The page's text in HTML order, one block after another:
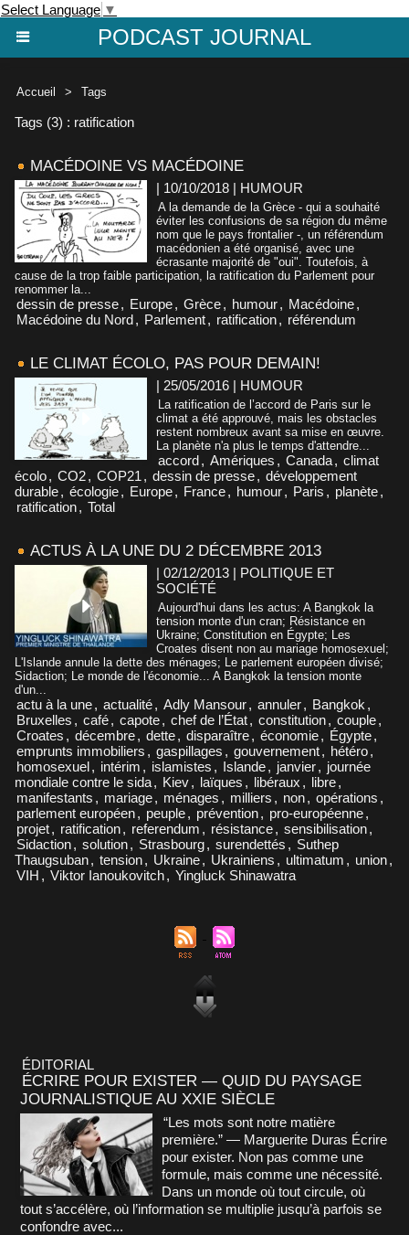
Select Language ▼
PODCAST JOURNAL
Accueil > Tags
Tags (3) : ratification
MACÉDOINE VS MACÉDOINE
| 10/10/2018 | HUMOUR
A la demande de la Grèce - qui a souhaité
éviter les confusions de sa région du même
nom que le pays frontalier -, un référendum
macédonien a été organisé, avec une
écrasante majorité de "oui". Toutefois, à
cause de la trop faible participation, la ratification du Parlement pour
renommer la...
dessin de presse, Europe, Grèce, humour, Macédoine,
Macédoine du Nord, Parlement, ratification, référendum
LE CLIMAT ÉCOLO, PAS POUR DEMAIN!
| 25/05/2016 | HUMOUR
La ratification de l’accord de Paris sur le
climat a été approuvé, mais les obstacles
restent nombreux avant sa mise en œuvre.
La planète n'a plus le temps d'attendre...
accord, Amériques , Canada, climat
écolo, CO2, COP21 , dessin de presse, développement
durable, écologie, Europe, France, humour, Paris , planète,
ratification, Total
ACTUS À LA UNE DU 2 DÉCEMBRE 2013
| 02/12/2013 | POLITIQUE ET
SOCIÉTÉ
Aujourd'hui dans les actus: A Bangkok la
tension monte d'un cran; Résistance en
Ukraine; Constitution en Égypte; Les
Croates disent non au mariage homosexuel;
L'Islande annule la dette des ménages; Le parlement européen divisé;
Sidaction; Le monde de l'économie... A Bangkok la tension monte
d'un...
actu à la une, actualité, Adly Mansour, annuler, Bangkok ,
Bruxelles , café, capote, chef de l’État, constitution, couple,
Croates , décembre, dette, disparaître, économie, Égypte,
emprunts immobiliers , gaspillages , gouvernement, hétéro,
homosexuel, intérim , islamistes , Islande, janvier, journée
mondiale contre le sida, Kiev, laïques , libéraux , libre,
manifestants , mariage, ménages , milliers , non, opérations ,
parlement européen, peuple, prévention, pro-européenne,
projet, ratification, referendum , résistance, sensibilisation,
Sidaction, solution, Strasbourg, surendettés , Suthep
Thaugsuban, tension, Ukraine, Ukrainiens , ultimatum , union,
VIH , Viktor Ianoukovitch, Yingluck Shinawatra
ÉDITORIAL
ÉCRIRE POUR EXISTER — QUID DU PAYSAGE
JOURNALISTIQUE AU XXIE SIÈCLE
“Les mots sont notre matière
première.” — Marguerite Duras Écrire
pour exister. Non pas comme une
formule, mais comme une nécessité.
Dans un monde où tout circule, où
tout s’accélère, où l’information se multiplie jusqu’à parfois se
confondre avec...